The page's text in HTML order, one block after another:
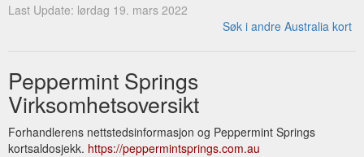
Last Update: lørdag 19. mars 2022
Søk i andre Australia kort
Peppermint Springs
Virksomhetsoversikt
Forhandlerens nettstedsinformasjon og Peppermint Springs
kortsaldosjekk. https://peppermintsprings.com.au